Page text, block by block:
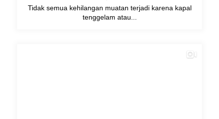
Tidak semua kehilangan muatan terjadi karena kapal
tenggelam atau...